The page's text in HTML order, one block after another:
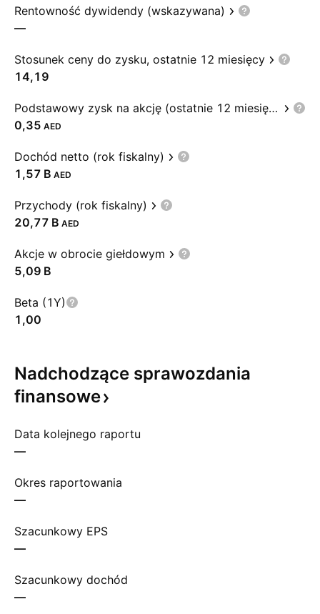
Rentowność dywidendy (wskazywana)
—
Stosunek ceny do zysku, ostatnie 12 miesięcy
14,19
Podstawowy zysk na akcję (ostatnie 12 miesięcy)
0,35 AED
Dochód netto (rok fiskalny)
‪1,57 B‬ AED
Przychody (rok fiskalny)
‪20,77 B‬ AED
Akcje w obrocie giełdowym
‪5,09 B‬
Beta (1Y)
1,00
Nadchodzące sprawozdania
finansowe
Data kolejnego raportu
—
Okres raportowania
—
Szacunkowy EPS
—
Szacunkowy dochód
—